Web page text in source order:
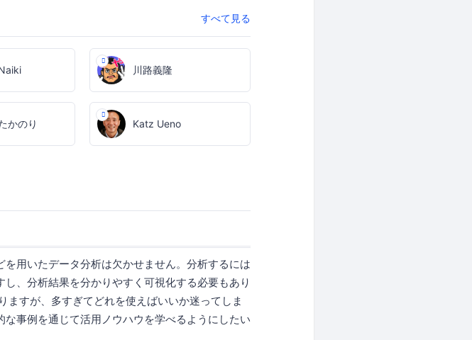
すべて見る
川路義隆
かのり Katz Ueno
用いたデータ分析は欠かせません。分析するには
、分析結果を分かりやすく可視化する必要もあり
ますが、多すぎてどれを使えばいいか迷ってしま
事例を通じて活用ノウハウを学べるようにしたい